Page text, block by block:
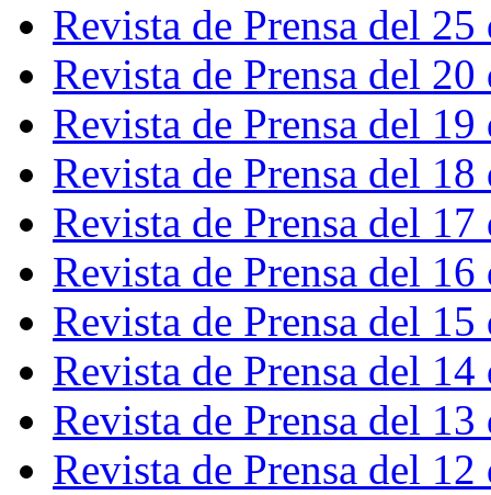
Revista de Prensa del
Revista de Prensa del
Revista de Prensa del
Revista de Prensa del
Revista de Prensa del
Revista de Prensa del
Revista de Prensa del
Revista de Prensa del
Revista de Prensa del
Revista de Prensa del